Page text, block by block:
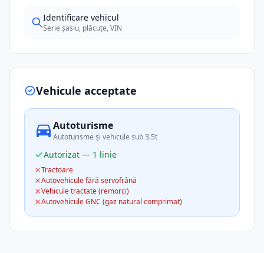
Identificare vehicul
Serie șasiu, plăcuțe, VIN
Vehicule acceptate
Autoturisme
Autoturisme și vehicule sub 3.5t
Autorizat — 1 linie
Tractoare
Autovehicule fără servofrână
Vehicule tractate (remorci)
Autovehicule GNC (gaz natural comprimat)